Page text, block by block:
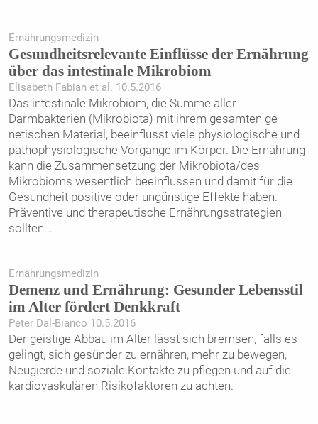
Ernährungsmedizin
Gesundheitsrelevante Einflüsse der Ernährung
über das intestinale Mikrobiom
Elisabeth Fabian et al. 10.5.2016
Das intestinale Mikrobiom, die Summe aller
Darmbakterien (Mikrobiota) mit ihrem gesamten ge­­
netischen Material, beeinflusst viele physiologische und
pathophysiologische Vorgänge im Körper. Die Ernährung
kann die Zusammensetzung der Mikrobiota/des
Mikrobioms wesentlich beeinflussen und damit für die
Gesundheit positive oder ungünstige Effekte haben.
Präventive und therapeutische Ernährungsstrategien
sollten...
Ernährungsmedizin
Demenz und Ernährung: Gesunder Lebensstil
im Alter fördert Denkkraft
Peter Dal-Bianco 10.5.2016
Der geistige Abbau im Alter lässt sich bremsen, falls es
gelingt, sich gesünder zu ernähren, mehr zu bewegen,
Neugierde und soziale Kontakte zu pflegen und auf die
kardiovaskulären Risikofaktoren zu achten.